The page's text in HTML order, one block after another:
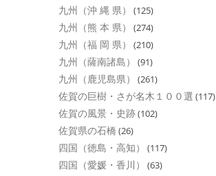
九州（沖 縄 県） (125)
九州（熊 本 県） (274)
九州（福 岡 県） (210)
九州（薩南諸島） (91)
九州（鹿児島県） (261)
佐賀の巨樹・さが名木１００選 (117)
佐賀の風景・史跡(102)
佐賀県の石橋 (26)
四国（徳島・高知） (117)
四国（愛媛・香川） (63)